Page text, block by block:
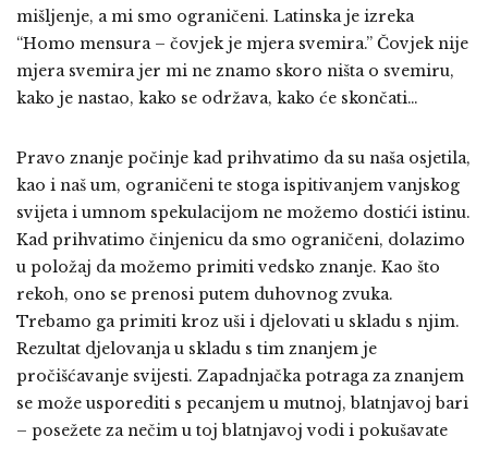
mišljenje, a mi smo ograničeni. Latinska je izreka
“Homo mensura – čovjek je mjera svemira.” Čovjek nije
mjera svemira jer mi ne znamo skoro ništa o svemiru,
kako je nastao, kako se održava, kako će skončati…
Pravo znanje počinje kad prihvatimo da su naša osjetila,
kao i naš um, ograničeni te stoga ispitivanjem vanjskog
svijeta i umnom spekulacijom ne možemo dostići istinu.
Kad prihvatimo činjenicu da smo ograničeni, dolazimo
u položaj da možemo primiti vedsko znanje. Kao što
rekoh, ono se prenosi putem duhovnog zvuka.
Trebamo ga primiti kroz uši i djelovati u skladu s njim.
Rezultat djelovanja u skladu s tim znanjem je
pročišćavanje svijesti. Zapadnjačka potraga za znanjem
se može usporediti s pecanjem u mutnoj, blatnjavoj bari
– posežete za nečim u toj blatnjavoj vodi i pokušavate